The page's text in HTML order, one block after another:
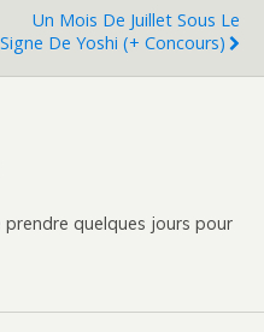
Un Mois De Juillet Sous Le
Signe De Yoshi (+ Concours)
prendre quelques jours pour